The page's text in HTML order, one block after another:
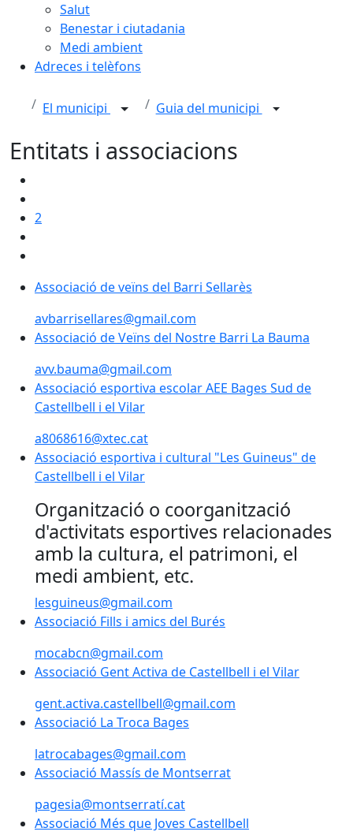
Salut
Benestar i ciutadania
Medi ambient
Adreces i telèfons
El municipi Guia del municipi
Entitats i associacions
2
Associació de veïns del Barri Sellarès
avbarrisellares@gmail.com
Associació de Veïns del Nostre Barri La Bauma
avv.bauma@gmail.com
Associació esportiva escolar AEE Bages Sud de
Castellbell i el Vilar
a8068616@xtec.cat
Associació esportiva i cultural "Les Guineus" de
Castellbell i el Vilar
Organització o coorganització
d'activitats esportives relacionades
amb la cultura, el patrimoni, el
medi ambient, etc.
lesguineus@gmail.com
Associació Fills i amics del Burés
mocabcn@gmail.com
Associació Gent Activa de Castellbell i el Vilar
gent.activa.castellbell@gmail.com
Associació La Troca Bages
latrocabages@gmail.com
Associació Massís de Montserrat
pagesia@montserratí.cat
Associació Més que Joves Castellbell
Associació Més que Joves Castellbell